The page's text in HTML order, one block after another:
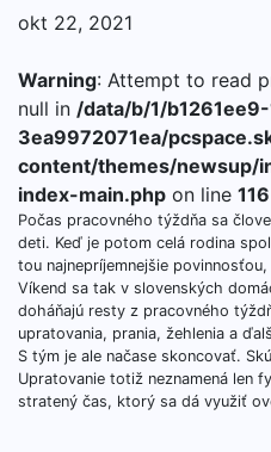
okt 22, 2021
Warning: Attempt to read
null in /data/b/1/
3ea9972071ea/
content/themes/newsup/
index-main.php on line 116
Počas pracovného týždňa sa
deti. Keď je potom celá rodina
tou najnepríjemnejšie
Víkend sa tak v slovenských
doháňajú resty z pracovného
upratovania, prania, žehlenia a
S tým je ale načase skoncovať.
Upratovanie totiž neznamená len
stratený čas, ktorý sa dá využiť